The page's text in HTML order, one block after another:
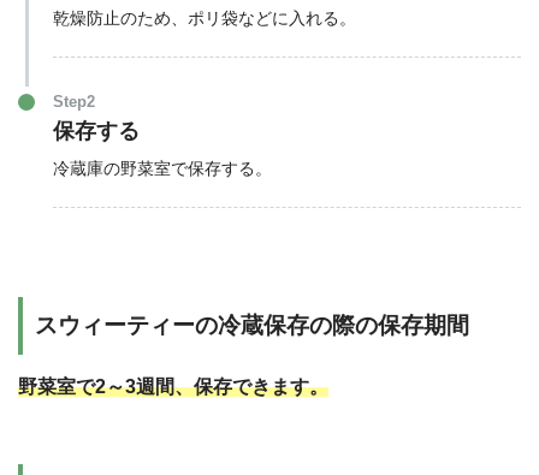
乾燥防止のため、ポリ袋などに入れる。
Step2
保存する
冷蔵庫の野菜室で保存する。
スウィーティーの冷蔵保存の際の保存期間
野菜室で2～3週間、保存できます。